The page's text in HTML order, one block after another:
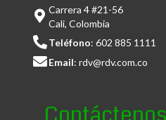
Carrera 4 #21-56
Cali, Colombia
Teléfono: 602 885 1111
Email: rdv@rdv.com.co